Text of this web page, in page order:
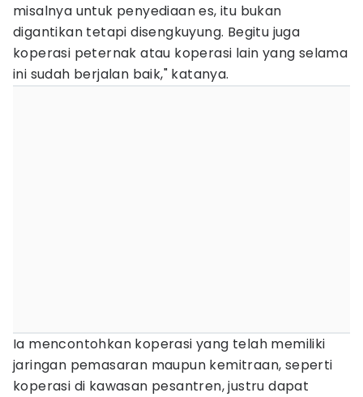
misalnya untuk penyediaan es, itu bukan
digantikan tetapi disengkuyung. Begitu juga
koperasi peternak atau koperasi lain yang selama
ini sudah berjalan baik," katanya.
Ia mencontohkan koperasi yang telah memiliki
jaringan pemasaran maupun kemitraan, seperti
koperasi di kawasan pesantren, justru dapat